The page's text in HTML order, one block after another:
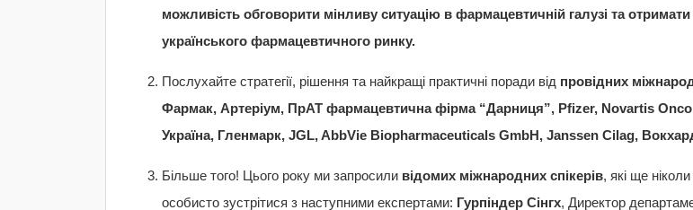
можливість обговорити мінливу ситуацію в фармацевтичній галузі та
українського фармацевтичного ринку.
Послухайте стратегії, рішення та найкращі практичні поради від провідних
Фармак, Артеріум, ПрАТ фармацевтична фірма “Дарниця”, Pfizer, Novartis
Україна, Гленмарк, JGL, AbbVie Biopharmaceuticals GmbH, Janssen Cilag,
Більше того! Цього року ми запросили відомих міжнародних спікерів, які ще
особисто зустрітися з наступними експертами: Гурпіндер Сінгх, Директор